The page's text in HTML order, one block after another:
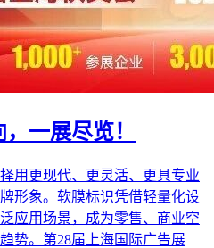
一展尽览！
用更现代、更灵活、更具专业
形象。软膜标识凭借轻量化设
应用场景，成为零售、商业空
势。第28届上海国际广告展